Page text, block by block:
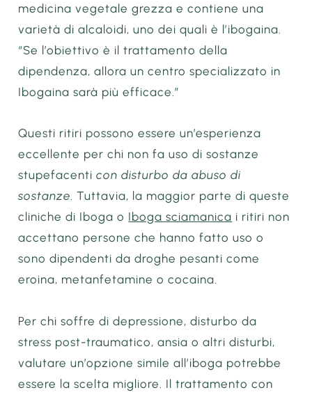
medicina vegetale grezza e contiene una
varietà di alcaloidi, uno dei quali è l’ibogaina.
“Se l’obiettivo è il trattamento della
dipendenza, allora un centro specializzato in
Ibogaina sarà più efficace.”
Questi ritiri possono essere un’esperienza
eccellente per chi non fa uso di sostanze
stupefacenti con disturbo da abuso di
sostanze. Tuttavia, la maggior parte di queste
cliniche di Iboga o Iboga sciamanica i ritiri non
accettano persone che hanno fatto uso o
sono dipendenti da droghe pesanti come
eroina, metanfetamine o cocaina.
Per chi soffre di depressione, disturbo da
stress post-traumatico, ansia o altri disturbi,
valutare un’opzione simile all’iboga potrebbe
essere la scelta migliore. Il trattamento con